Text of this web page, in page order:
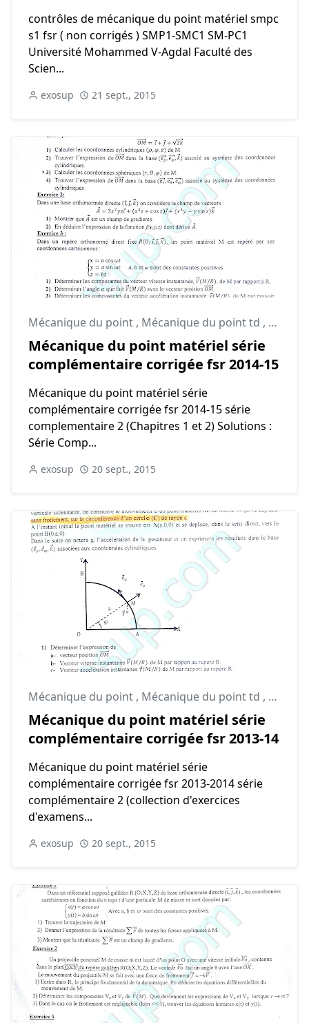
contrôles de mécanique du point matériel smpc
s1 fsr ( non corrigés ) SMP1-SMC1 SM-PC1
Université Mohammed V-Agdal Faculté des
Scien...
exosup 21 sept., 2015
Mécanique du point , Mécanique du point td , smpc
Mécanique du point matériel série
complémentaire corrigée fsr 2014-15
Mécanique du point matériel série
complémentaire corrigée fsr 2014-15 série
complementaire 2 (Chapitres 1 et 2) Solutions :
Série Comp...
exosup 20 sept., 2015
Mécanique du point , Mécanique du point td , smpc
Mécanique du point matériel série
complémentaire corrigée fsr 2013-14
Mécanique du point matériel série
complémentaire corrigée fsr 2013-2014 série
complémentaire 2 (collection d'exercices
d'examens...
exosup 20 sept., 2015